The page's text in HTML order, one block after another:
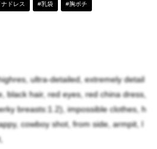
ドレス #乳袋 #胸ポチ
ultra-detailed, extremely detail
black hair, red eyes, red china dress,
breasts:1.2), impossible clothes, h
cowboy shot, from side, armpit, l